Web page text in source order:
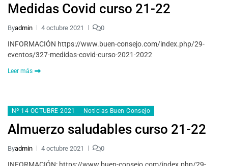
Medidas Covid curso 21-22
Byadmin 4 octubre 2021 0
INFORMACIÓN https://www.buen-consejo.com/index.php/29-
eventos/327-medidas-covid-curso-2021-2022
Leer más
Nº 14 OCTUBRE 2021 Noticias Buen Consejo
Almuerzo saludables curso 21-22
Byadmin 4 octubre 2021 0